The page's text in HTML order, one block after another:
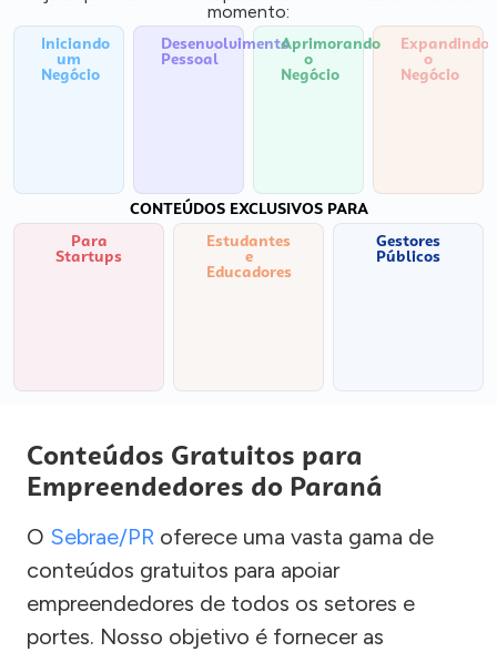
momento:
Iniciando
um
Negócio
Desenvolvimento
Pessoal
Aprimorando
o
Negócio
Expandindo
o
Negócio
CONTEÚDOS EXCLUSIVOS PARA
Para
Startups
Estudantes
e
Educadores
Gestores
Públicos
Conteúdos Gratuitos para
Empreendedores do Paraná
O Sebrae/PR oferece uma vasta gama de
conteúdos gratuitos para apoiar
empreendedores de todos os setores e
portes. Nosso objetivo é fornecer as